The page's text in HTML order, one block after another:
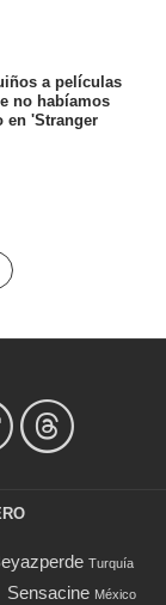
a películas
no habíamos
en 'Stranger
Turquía
Sensacine México